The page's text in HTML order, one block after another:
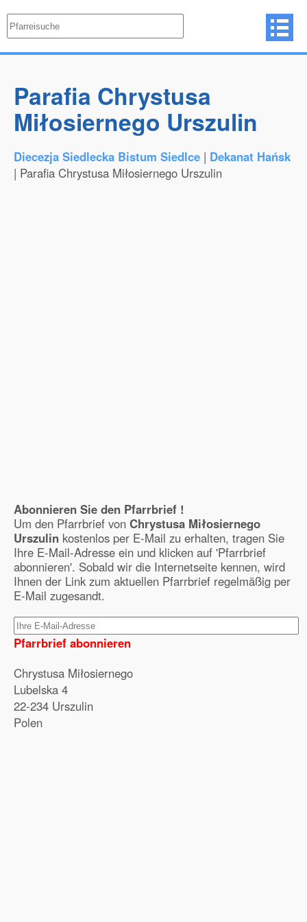
Parafia Chrystusa
Miłosiernego Urszulin
Diecezja Siedlecka Bistum Siedlce | Dekanat Hańsk
| Parafia Chrystusa Miłosiernego Urszulin
Abonnieren Sie den Pfarrbrief !
Um den Pfarrbrief von Chrystusa Miłosiernego
Urszulin kostenlos per E-Mail zu erhalten, tragen Sie
Ihre E-Mail-Adresse ein und klicken auf 'Pfarrbrief
abonnieren'. Sobald wir die Internetseite kennen, wird
Ihnen der Link zum aktuellen Pfarrbrief regelmäßig per
E-Mail zugesandt.
Pfarrbrief abonnieren
Chrystusa Miłosiernego
Lubelska 4
22-234 Urszulin
Polen